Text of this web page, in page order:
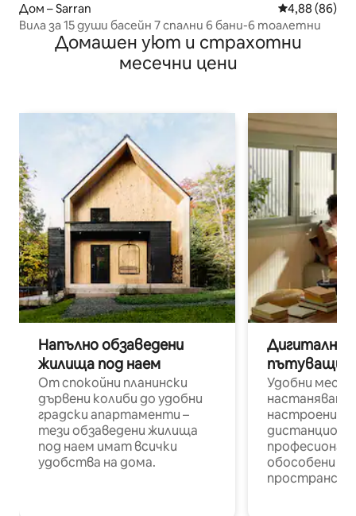
Дом – Sarran Средна
4,88 (86)
Вила за 15 души басейн 7 спални 6 бани-6 тоалетни
Домашен уют и страхотни
месечни цени
Напълно обзаведени
жилища под наем
От спокойни планински
дървени колиби до удобни
градски апартаменти –
тези обзаведени жилища
под наем имат всички
удобства на дома.
Дигитални
пътуващи
Удобни
настаняване
настроени и
обособени